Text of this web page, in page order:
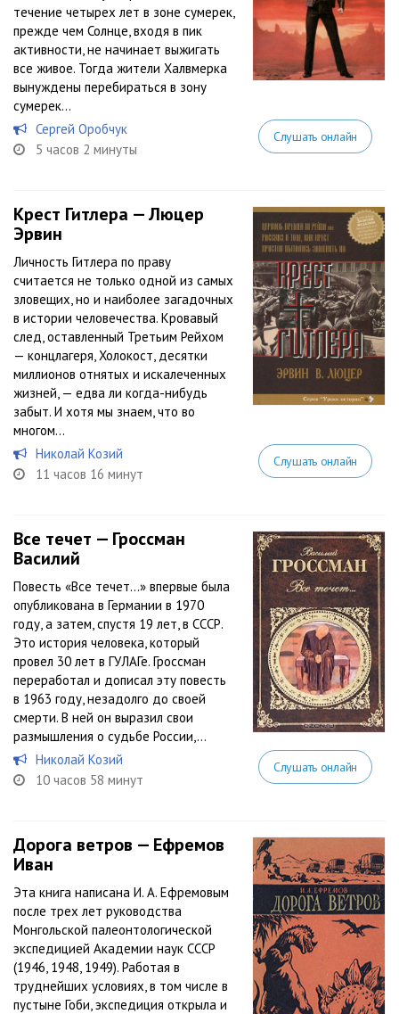
течение четырех лет в зоне сумерек,
прежде чем Солнце, входя в пик
активности, не начинает выжигать
все живое. Тогда жители Халвмерка
вынуждены перебираться в зону
сумерек...
Сергей Оробчук
5 часов 2 минуты
Слушать онлайн
Крест Гитлера — Люцер
Эрвин
Личность Гитлера по праву
считается не только одной из самых
зловещих, но и наиболее загадочных
в истории человечества. Кровавый
след, оставленный Третьим Рейхом
— концлагеря, Холокост, десятки
миллионов отнятых и искалеченных
жизней, — едва ли когда-нибудь
забыт. И хотя мы знаем, что во
многом...
Николай Козий
11 часов 16 минут
Слушать онлайн
Все течет — Гроссман
Василий
Повесть «Все течет…» впервые была
опубликована в Германии в 1970
году, а затем, спустя 19 лет, в СССР.
Это история человека, который
провел 30 лет в ГУЛАГе. Гроссман
переработал и дописал эту повесть
в 1963 году, незадолго до своей
смерти. В ней он выразил свои
размышления о судьбе России,...
Николай Козий
10 часов 58 минут
Слушать онлайн
Дорога ветров — Ефремов
Иван
Эта книга написана И. А. Ефремовым
после трех лет руководства
Монгольской палеонтологической
экспедицией Академии наук СССР
(1946, 1948, 1949). Работая в
труднейших условиях, в том числе в
пустыне Гоби, экспедиция открыла и